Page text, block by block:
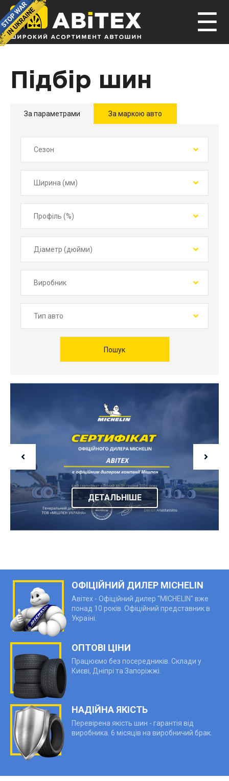
☰
Підбір шин
За параметрами За маркою авто
ДЕТАЛЬНІШЕ
ОФІЦІЙНИЙ ДИЛЕР MICHELIN
Авітех - Офіційний дилер "MICHELIN" вже
понад 10 років. Офіційний представник в
Україні.
ОПТОВІ ЦІНИ
Працюємо без посередників. Склади у
Києві, Дніпрі та Запоріжжі.
НАДІЙНА ЯКІСТЬ
Перевірена якість шин - гарантія від
виробника. 6 місяців на виробничий брак.